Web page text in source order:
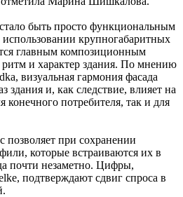
быть просто функциональным
крупногабаритных
главным композиционным
и характер здания. По мнению
визуальная гармония фасада
здания и, как следствие, влияет на
конечного потребителя, так и для
позволяет при сохранении
которые встраиваются их в
почти незаметно. Цифры,
подтверждают сдвиг спроса в